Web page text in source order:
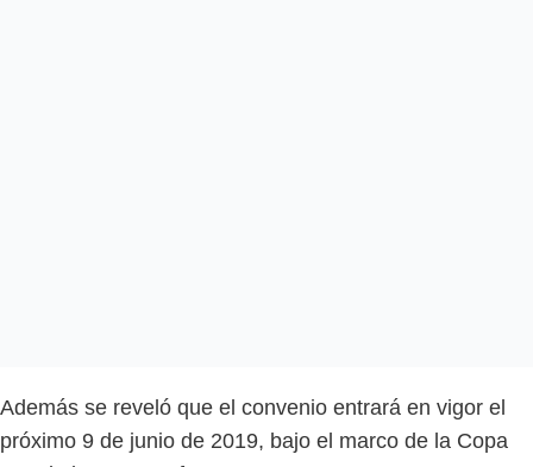
Además se reveló que el convenio entrará en vigor el
próximo 9 de junio de 2019, bajo el marco de la Copa